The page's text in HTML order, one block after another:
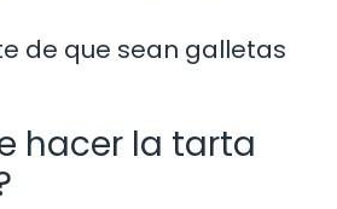
de que sean galletas
hacer la tarta